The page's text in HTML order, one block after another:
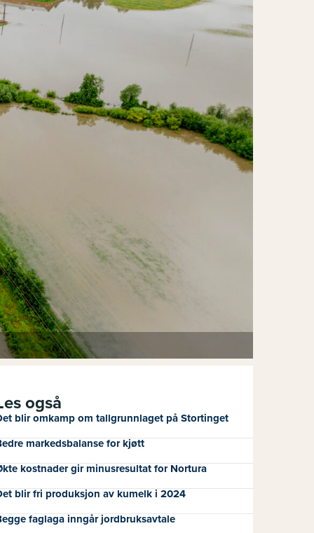
også
blir omkamp om tallgrunnlaget på Stortinget
markedsbalanse for kjøtt
kostnader gir minusresultat for Nortura
blir fri produksjon av kumelk i 2024
faglaga inngår jordbruksavtale